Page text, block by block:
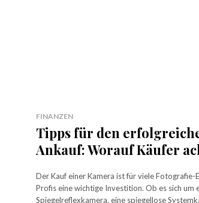
FINANZEN
Tipps für den
Ankauf: Worauf Käufer
Der Kauf einer Kamera ist für viele Fotografie-
Profis eine wichtige Investition. Ob es sich um
Spiegelreflexkamera, eine spiegellose